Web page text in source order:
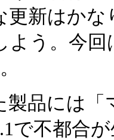
更新はか
よう。今回
品には「
で不都合